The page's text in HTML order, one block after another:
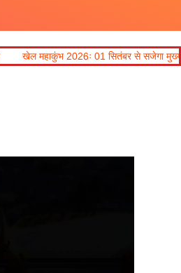
सितंबर से सजेगा मुख्यमंत्री चौम्पियनशिप ट्रॉफी